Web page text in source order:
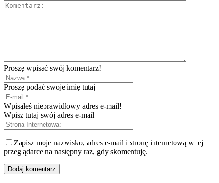
Proszę wpisać swój komentarz!
Proszę podać swoje imię tutaj
Wpisałeś nieprawidłowy adres e-mail!
Wpisz tutaj swój adres e-mail
Zapisz moje nazwisko, adres e-mail i stronę internetową w tej
przeglądarce na następny raz, gdy skomentuję.